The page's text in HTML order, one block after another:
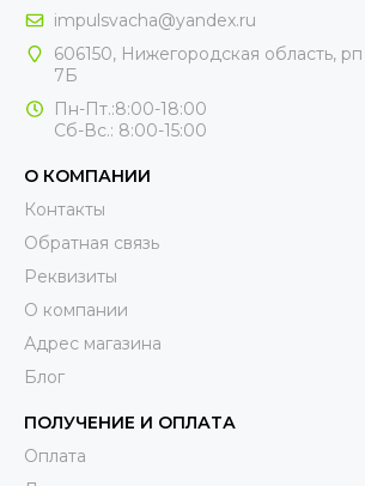
impulsvacha@yandex.ru
606150, Нижегородская область,
7Б
Пн-Пт.:8:00-18:00
Сб-Вс.: 8:00-15:00
О КОМПАНИИ
Контакты
Обратная связь
Реквизиты
О компании
Адрес магазина
Блог
ПОЛУЧЕНИЕ И ОПЛАТА
Оплата